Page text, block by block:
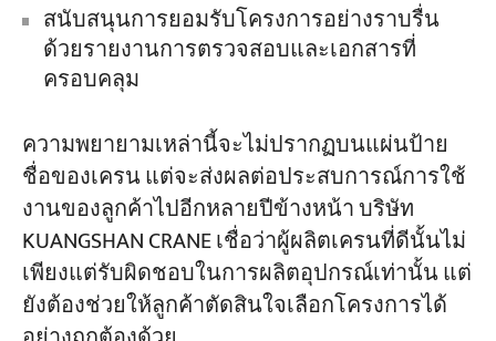
สนับสนุนการยอมรับโครงการอย่างราบรื่น
ด้วยรายงานการตรวจสอบและเอกสารที่
ครอบคลุม
ความพยายามเหล่านี้จะไม่ปรากฏบนแผ่นป้าย
ชื่อของเครน แต่จะส่งผลต่อประสบการณ์การใช้
งานของลูกค้าไปอีกหลายปีข้างหน้า บริษัท
KUANGSHAN CRANE เชื่อว่าผู้ผลิตเครนที่ดีนั้นไม่
เพียงแต่รับผิดชอบในการผลิตอุปกรณ์เท่านั้น แต่
ยังต้องช่วยให้ลูกค้าตัดสินใจเลือกโครงการได้